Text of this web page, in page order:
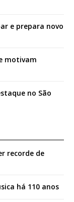
e prepara novo
motivam
no São
recorde de
há 110 anos